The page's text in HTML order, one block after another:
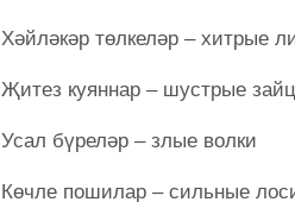
Хәйләкәр төлкеләр – хитрые
Җитез куяннар – шустрые
Усал бүреләр – злые волки
Көчле пошилар – сильные